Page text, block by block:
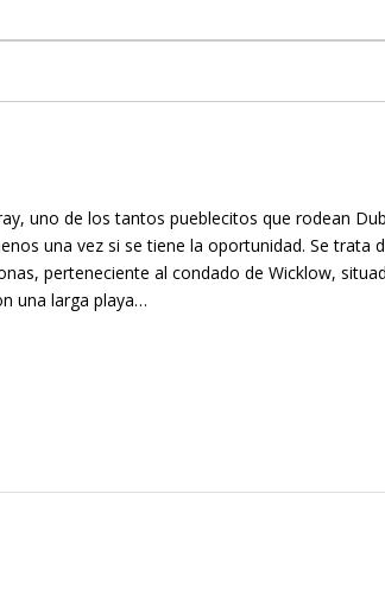
uno de los tantos pueblecitos que rodean
una vez si se tiene la oportunidad. Se trata
perteneciente al condado de Wicklow,
una larga playa…